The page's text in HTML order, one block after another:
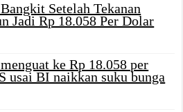
Setelah Tekanan
Jadi Rp 18.058 Per Dolar
ke Rp 18.058 per
usai BI naikkan suku bunga